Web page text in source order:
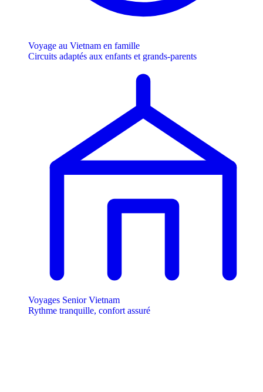
Voyage au Vietnam en famille
Circuits adaptés aux enfants et grands-parents
Voyages Senior Vietnam
Rythme tranquille, confort assuré